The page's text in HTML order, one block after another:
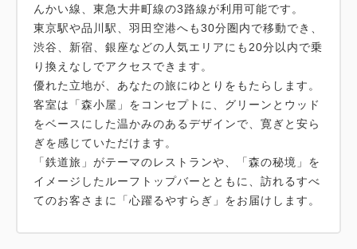
んかい線、東急大井町線の3路線が利用可能です。
東京駅や品川駅、羽田空港へも30分圏内で移動でき、
渋谷、新宿、銀座などの人気エリアにも20分以内で乗
り換えなしでアクセスできます。
優れた立地が、あなたの旅にゆとりをもたらします。
客室は「森小屋」をコンセプトに、グリーンとウッド
をベースにした温かみのあるデザインで、寛ぎと安ら
ぎを感じていただけます。
「鉄道旅」がテーマのレストランや、「森の秘境」を
イメージしたルーフトップバーとともに、訪れるすべ
てのお客さまに「心躍るやすらぎ」をお届けします。